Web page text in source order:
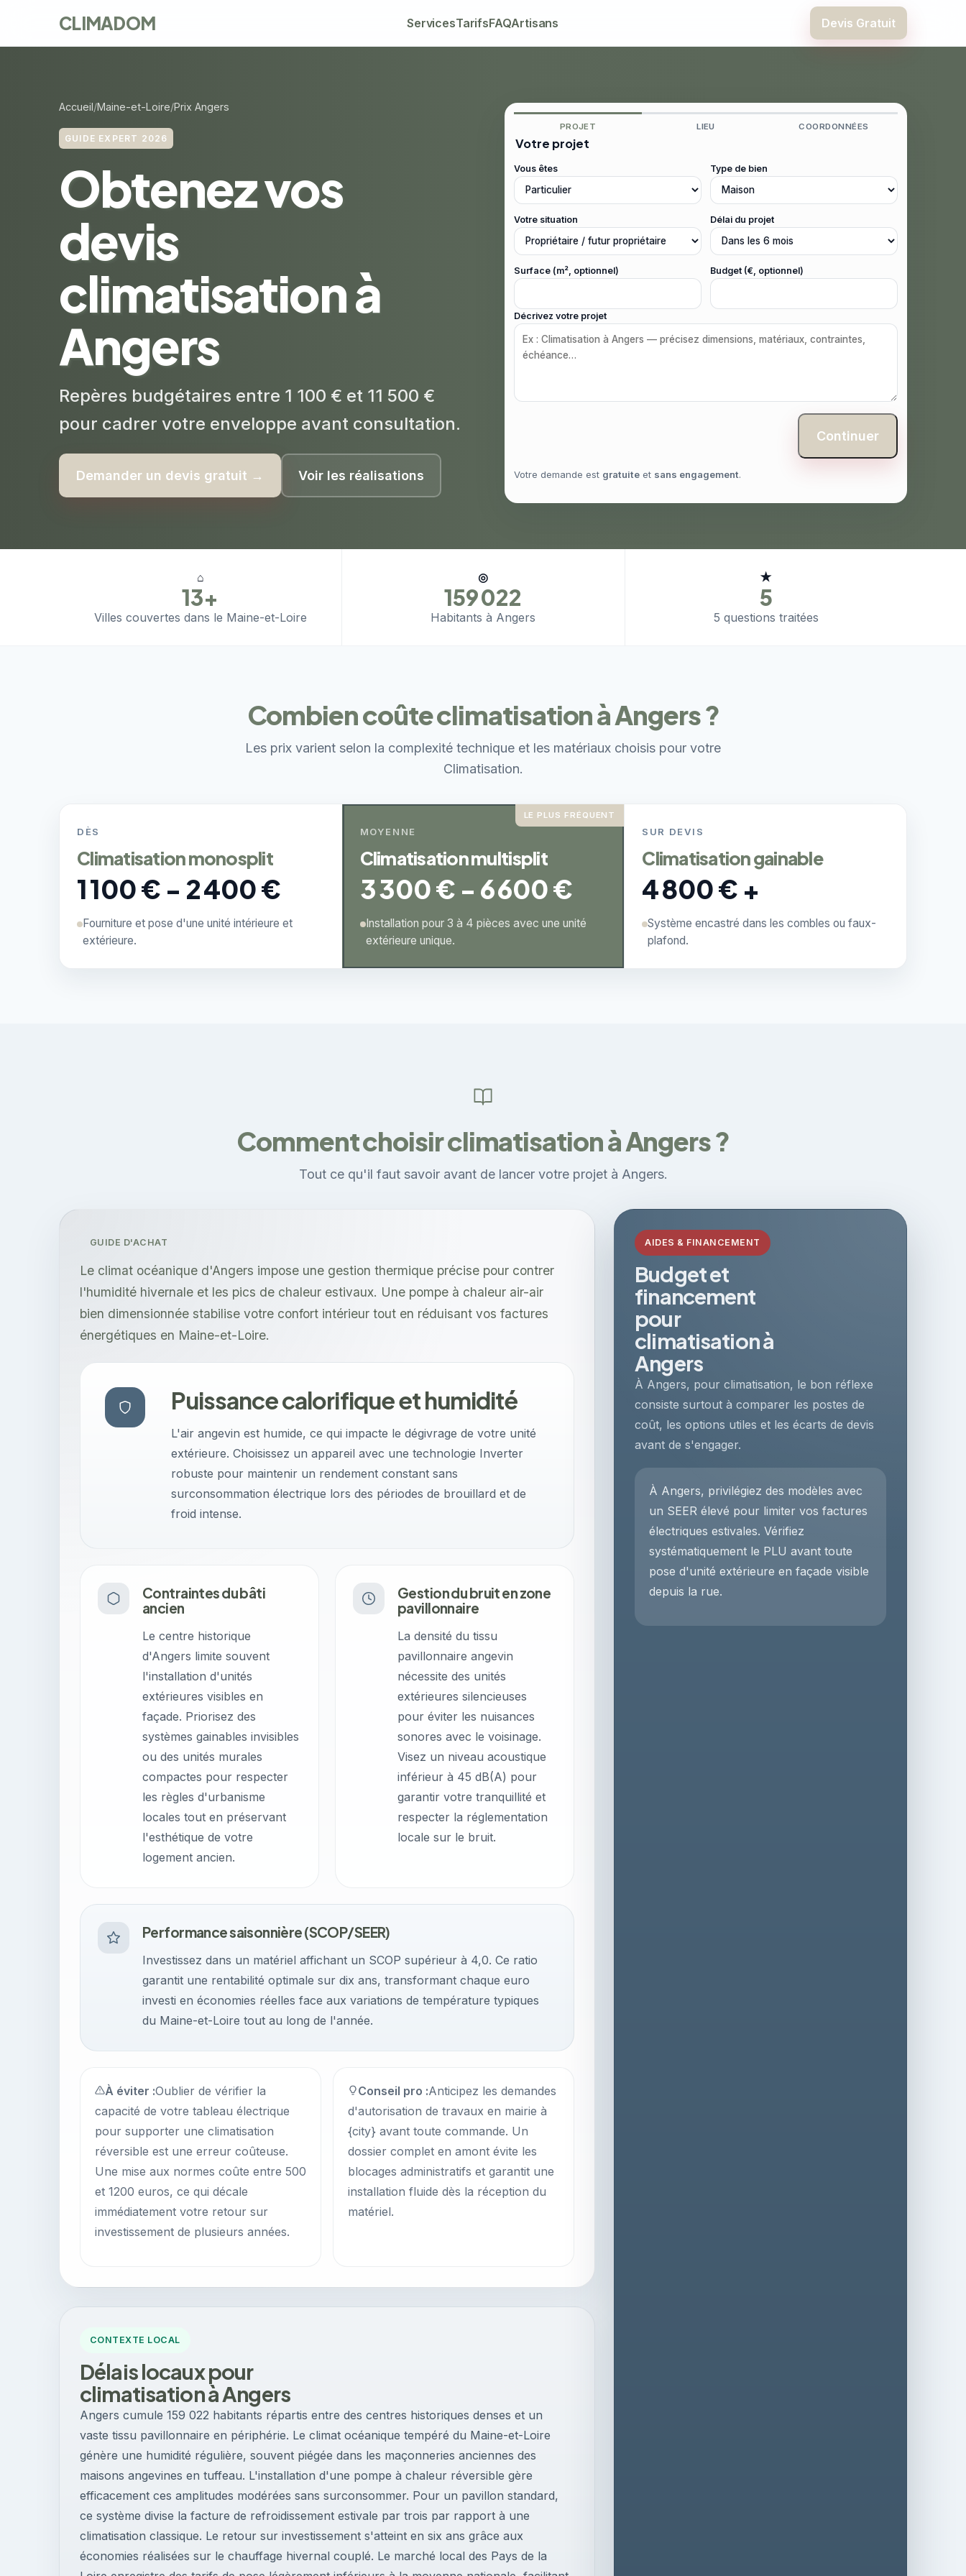
CLIMADOM ServicesTarifsFAQArtisans Devis Gratuit
Accueil Maine-et-Loire Prix Angers
GUIDE EXPERT 2026
Obtenez vos
devis
climatisation à
Angers
Repères budgétaires entre 1 100 € et 11 500 €
pour cadrer votre enveloppe avant consultation.
Demander un devis gratuit → Voir les réalisations
PROJET LIEU COORDONNÉES
Votre projet
Vous êtes Type de bien
Votre situation Délai du projet
Surface (m², optionnel) Budget (€, optionnel)
Décrivez votre projet
Continuer
Votre demande est gratuite et sans engagement.
⌂
13+
Villes couvertes dans le Maine-et-Loire
◎
159 022
Habitants à Angers
★
5
5 questions traitées
Combien coûte climatisation à Angers ?
Les prix varient selon la complexité technique et les matériaux choisis pour votre
Climatisation.
DÈS
Climatisation monosplit
1 100 € - 2 400 €
Fourniture et pose d'une unité intérieure et
extérieure.
LE PLUS FRÉQUENT
MOYENNE
Climatisation multisplit
3 300 € - 6 600 €
Installation pour 3 à 4 pièces avec une unité
extérieure unique.
SUR DEVIS
Climatisation gainable
4 800 € +
Système encastré dans les combles ou faux-
plafond.
Comment choisir climatisation à Angers ?
Tout ce qu'il faut savoir avant de lancer votre projet à Angers.
GUIDE D'ACHAT
Le climat océanique d'Angers impose une gestion thermique précise pour contrer
l'humidité hivernale et les pics de chaleur estivaux. Une pompe à chaleur air-air
bien dimensionnée stabilise votre confort intérieur tout en réduisant vos factures
énergétiques en Maine-et-Loire.
Puissance calorifique et humidité
L'air angevin est humide, ce qui impacte le dégivrage de votre unité
extérieure. Choisissez un appareil avec une technologie Inverter
robuste pour maintenir un rendement constant sans
surconsommation électrique lors des périodes de brouillard et de
froid intense.
Contraintes du bâti
ancien
Le centre historique
d'Angers limite souvent
l'installation d'unités
extérieures visibles en
façade. Priorisez des
systèmes gainables invisibles
ou des unités murales
compactes pour respecter
les règles d'urbanisme
locales tout en préservant
l'esthétique de votre
logement ancien.
Gestion du bruit en zone
pavillonnaire
La densité du tissu
pavillonnaire angevin
nécessite des unités
extérieures silencieuses
pour éviter les nuisances
sonores avec le voisinage.
Visez un niveau acoustique
inférieur à 45 dB(A) pour
garantir votre tranquillité et
respecter la réglementation
locale sur le bruit.
Performance saisonnière (SCOP/SEER)
Investissez dans un matériel affichant un SCOP supérieur à 4,0. Ce ratio
garantit une rentabilité optimale sur dix ans, transformant chaque euro
investi en économies réelles face aux variations de température typiques
du Maine-et-Loire tout au long de l'année.
À éviter :Oublier de vérifier la
capacité de votre tableau électrique
pour supporter une climatisation
réversible est une erreur coûteuse.
Une mise aux normes coûte entre 500
et 1200 euros, ce qui décale
immédiatement votre retour sur
investissement de plusieurs années.
Conseil pro :Anticipez les demandes
d'autorisation de travaux en mairie à
{city} avant toute commande. Un
dossier complet en amont évite les
blocages administratifs et garantit une
installation fluide dès la réception du
matériel.
CONTEXTE LOCAL
Délais locaux pour
climatisation à Angers
Angers cumule 159 022 habitants répartis entre des centres historiques denses et un
vaste tissu pavillonnaire en périphérie. Le climat océanique tempéré du Maine-et-Loire
génère une humidité régulière, souvent piégée dans les maçonneries anciennes des
maisons angevines en tuffeau. L'installation d'une pompe à chaleur réversible gère
efficacement ces amplitudes modérées sans surconsommer. Pour un pavillon standard,
ce système divise la facture de refroidissement estivale par trois par rapport à une
climatisation classique. Le retour sur investissement s'atteint en six ans grâce aux
économies réalisées sur le chauffage hivernal couplé. Le marché local des Pays de la
AIDES & FINANCEMENT
Budget et
financement
pour
climatisation à
Angers
À Angers, pour climatisation, le bon réflexe
consiste surtout à comparer les postes de
coût, les options utiles et les écarts de devis
avant de s'engager.
À Angers, privilégiez des modèles avec
un SEER élevé pour limiter vos factures
électriques estivales. Vérifiez
systématiquement le PLU avant toute
pose d'unité extérieure en façade visible
depuis la rue.